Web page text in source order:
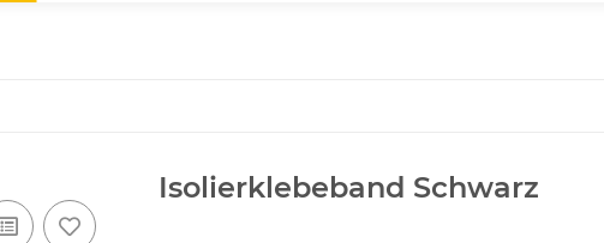
Isolierklebeband Schwarz